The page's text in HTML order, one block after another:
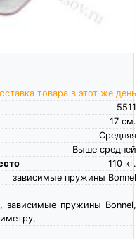
товара в этот же день
5511
см.
17
Средняя
Выше средней
кг.
110
зависимые пружины Bonnel
зависимые пружины Bonnel,